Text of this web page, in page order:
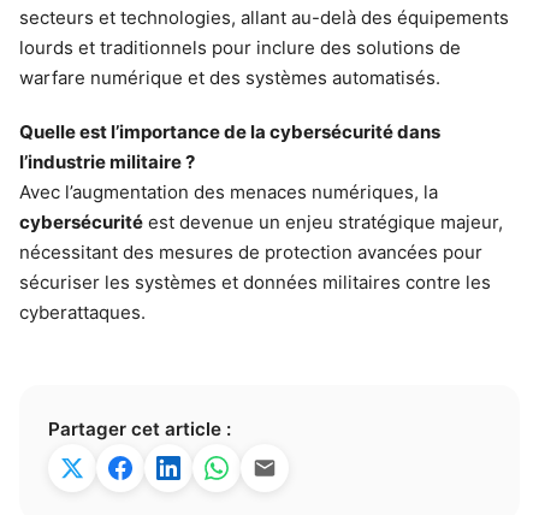
secteurs et technologies, allant au-delà des équipements
lourds et traditionnels pour inclure des solutions de
warfare numérique et des systèmes automatisés.
Quelle est l’importance de la cybersécurité dans
l’industrie militaire ?
Avec l’augmentation des menaces numériques, la
cybersécurité est devenue un enjeu stratégique majeur,
nécessitant des mesures de protection avancées pour
sécuriser les systèmes et données militaires contre les
cyberattaques.
Partager cet article :